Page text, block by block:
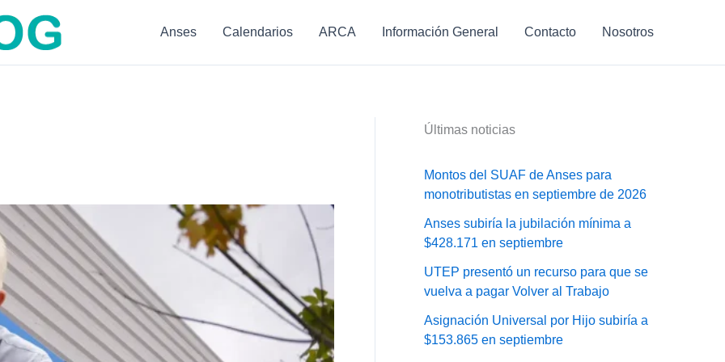
Anses Calendarios ARCA Información General Contacto Nosotros
Últimas noticias
Montos del SUAF de Anses para
monotributistas en septiembre de 2026
Anses subiría la jubilación mínima a
$428.171 en septiembre
UTEP presentó un recurso para que se
vuelva a pagar Volver al Trabajo
Asignación Universal por Hijo subiría a
$153.865 en septiembre